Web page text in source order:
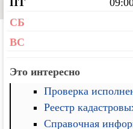
ПТ
СБ
ВС
Это интересно
Проверка
Реестр
Справочная